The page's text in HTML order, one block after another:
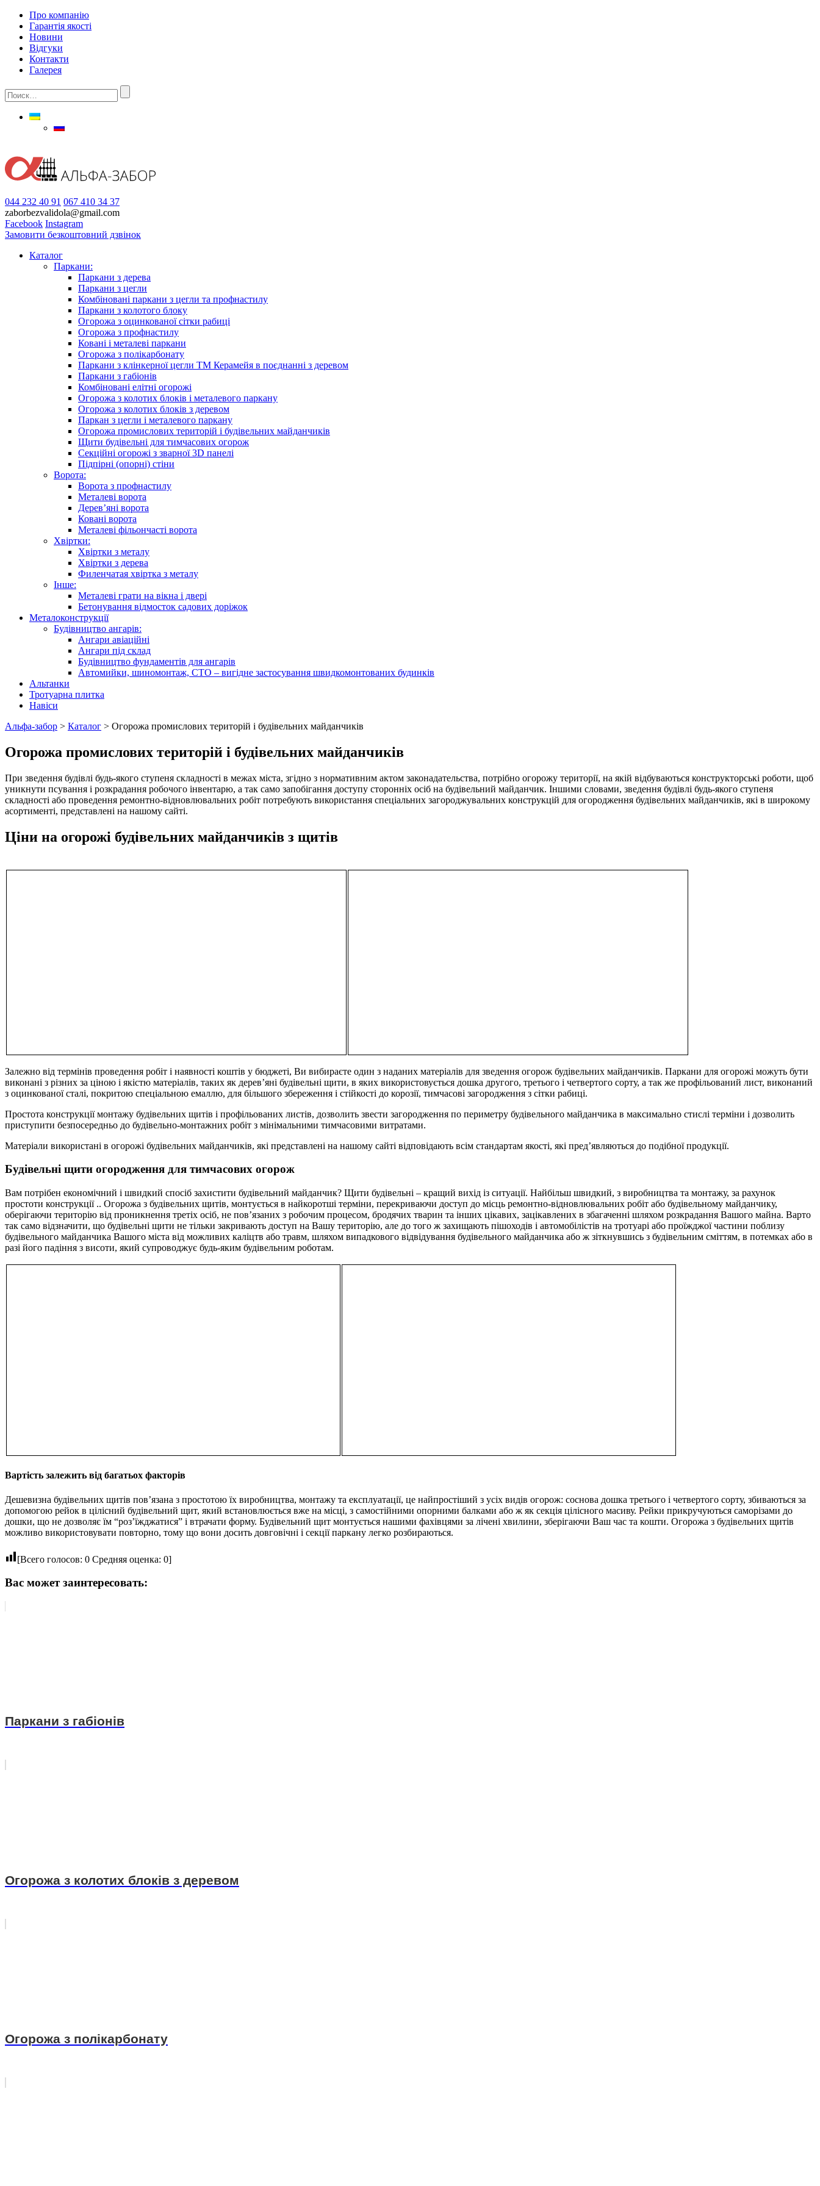
Про компанію
Гарантія якості
Новини
Відгуки
Контакти
Галерея
044 232 40 91 067 410 34 37
zaborbezvalidola@gmail.com
Facebook Instagram
Замовити безкоштовний дзвінок
Каталог
Паркани:
Паркани з дерева
Паркани з цегли
Комбіновані паркани з цегли та профнастилу
Паркани з колотого блоку
Огорожа з оцинкованої сітки рабиці
Огорожа з профнастилу
Ковані і металеві паркани
Огорожа з полікарбонату
Паркани з клінкерної цегли ТМ Керамейя в поєднанні з деревом
Паркани з габіонів
Комбіновані елітні огорожі
Огорожа з колотих блоків і металевого паркану
Огорожа з колотих блоків з деревом
Паркан з цегли і металевого паркану
Огорожа промислових територій і будівельних майданчиків
Щити будівельні для тимчасових огорож
Секційні огорожі з зварної 3D панелі
Підпірні (опорні) стіни
Ворота:
Ворота з профнастилу
Металеві ворота
Дерев’яні ворота
Ковані ворота
Металеві фільончасті ворота
Хвіртки:
Хвіртки з металу
Хвіртки з дерева
Филенчатая хвіртка з металу
Інше:
Металеві грати на вікна і двері
Бетонування відмосток садових доріжок
Металоконструкції
Будівництво ангарів:
Ангари авіаційні
Ангари під склад
Будівництво фундаментів для ангарів
Автомийки, шиномонтаж, СТО – вигідне застосування швидкомонтованих будинків
Альтанки
Тротуарна плитка
Навіси
Альфа-забор > Каталог > Огорожа промислових територій і будівельних майданчиків
Огорожа промислових територій і будівельних майданчиків
При зведення будівлі будь-якого ступеня складності в межах міста, згідно з нормативним актом законадательства, потрібно огорожу території, на якій відбуваються конструкторські роботи, щоб
уникнути псування і розкрадання робочого інвентарю, а так само запобігання доступу сторонніх осіб на будівельний майданчик. Іншими словами, зведення будівлі будь-якого ступеня
складності або проведення ремонтно-відновлювальних робіт потребують використання спеціальних загороджувальних конструкцій для огородження будівельних майданчиків, які в широкому
асортименті, представлені на нашому сайті.
Ціни на огорожі будівельних майданчиків з щитів
Залежно від термінів проведення робіт і наявності коштів у бюджеті, Ви вибираєте один з наданих матеріалів для зведення огорож будівельних майданчиків. Паркани для огорожі можуть бути
виконані з різних за ціною і якістю матеріалів, таких як дерев’яні будівельні щити, в яких використовується дошка другого, третього і четвертого сорту, а так же профільований лист, виконаний
з оцинкованої сталі, покритою спеціальною емаллю, для більшого збереження і стійкості до корозії, тимчасові загородження з сітки рабиці.
Простота конструкції монтажу будівельних щитів і профільованих листів, дозволить звести загородження по периметру будівельного майданчика в максимально стислі терміни і дозволить
приступити безпосередньо до будівельно-монтажних робіт з мінімальними тимчасовими витратами.
Матеріали використані в огорожі будівельних майданчиків, які представлені на нашому сайті відповідають всім стандартам якості, які пред’являються до подібної продукції.
Будівельні щити огородження для тимчасових огорож
Вам потрібен економічний і швидкий спосіб захистити будівельний майданчик? Щити будівельні – кращий вихід із ситуації. Найбільш швидкий, з виробництва та монтажу, за рахунок
простоти конструкції .. Огорожа з будівельних щитів, монтується в найкоротші терміни, перекриваючи доступ до місць ремонтно-відновлювальних робіт або будівельному майданчику,
оберігаючи територію від проникнення третіх осіб, не пов’язаних з робочим процесом, бродячих тварин та інших цікавих, зацікавлених в збагаченні шляхом розкрадання Вашого майна. Варто
так само відзначити, що будівельні щити не тільки закривають доступ на Вашу територію, але до того ж захищають пішоходів і автомобілістів на тротуарі або проїжджої частини поблизу
будівельного майданчика Вашого міста від можливих каліцтв або травм, шляхом випадкового відвідування будівельного майданчика або ж зіткнувшись з будівельним сміттям, в потемках або в
разі його падіння з висоти, який супроводжує будь-яким будівельним роботам.
Вартість залежить від багатьох факторів
Дешевизна будівельних щитів пов’язана з простотою їх виробництва, монтажу та експлуатації, це найпростіший з усіх видів огорож: соснова дошка третього і четвертого сорту, збиваються за
допомогою рейок в цілісний будівельний щит, який встановлюється вже на місці, з самостійними опорними балками або ж як секція цілісного масиву. Рейки прикручуються саморізами до
дошки, що не дозволяє їм “роз’їжджатися” і втрачати форму. Будівельний щит монтується нашими фахівцями за лічені хвилини, зберігаючи Ваш час та кошти. Огорожа з будівельних щитів
можливо використовувати повторно, тому що вони досить довговічні і секції паркану легко розбираються.
[Всего голосов: 0 Средняя оценка: 0]
Вас может заинтересовать:
Паркани з габіонів
Огорожа з колотих блоків з деревом
Огорожа з полікарбонату